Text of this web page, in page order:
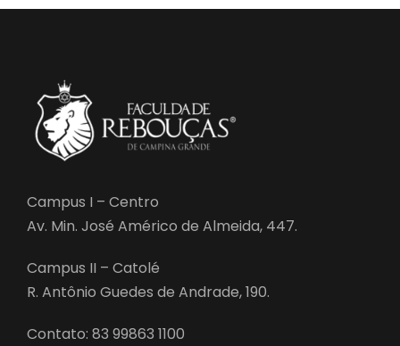
Campus I – Centro
Av. Min. José Américo de Almeida, 447.
Campus II – Catolé
R. Antônio Guedes de Andrade, 190.
Contato: 83 99863 1100